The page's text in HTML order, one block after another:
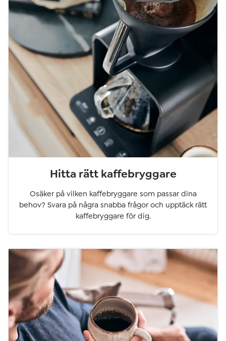
Hitta rätt kaffebryggare
Osäker på vilken kaffebryggare som passar dina
behov? Svara på några snabba frågor och upptäck rätt
kaffebryggare för dig.